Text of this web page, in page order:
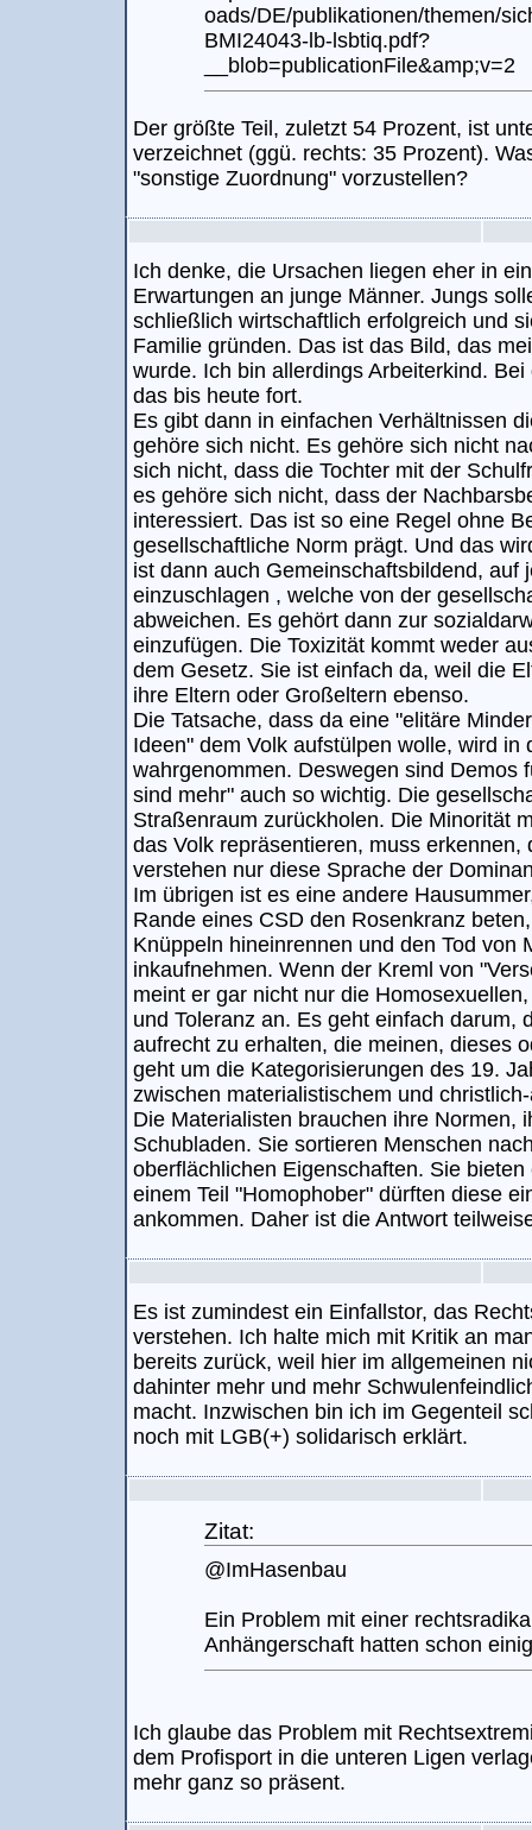
oads/DE/publikationen/themen/
BMI24043-lb-lsbtiq.pdf?
__blob=publicationFile&amp;v=2
Der größte Teil, zuletzt 54 Prozent, ist
verzeichnet (ggü. rechts: 35 Prozent).
"sonstige Zuordnung" vorzustellen?
Ich denke, die Ursachen liegen eher in
Erwartungen an junge Männer. Jungs
schließlich wirtschaftlich erfolgreich und
Familie gründen. Das ist das Bild, das
wurde. Ich bin allerdings Arbeiterkind.
das bis heute fort.
Es gibt dann in einfachen Verhältnissen
gehöre sich nicht. Es gehöre sich nicht
sich nicht, dass die Tochter mit der
es gehöre sich nicht, dass der
interessiert. Das ist so eine Regel ohne
gesellschaftliche Norm prägt. Und das
ist dann auch Gemeinschaftsbildend, auf
einzuschlagen , welche von der
abweichen. Es gehört dann zur
einzufügen. Die Toxizität kommt weder
dem Gesetz. Sie ist einfach da, weil die
ihre Eltern oder Großeltern ebenso.
Die Tatsache, dass da eine "elitäre
Ideen" dem Volk aufstülpen wolle, wird in
wahrgenommen. Deswegen sind Demos
sind mehr" auch so wichtig. Die
Straßenraum zurückholen. Die Minorität
das Volk repräsentieren, muss erkennen,
verstehen nur diese Sprache der
Im übrigen ist es eine andere
Rande eines CSD den Rosenkranz
Knüppeln hineinrennen und den Tod von
inkaufnehmen. Wenn der Kreml von
meint er gar nicht nur die
und Toleranz an. Es geht einfach darum,
aufrecht zu erhalten, die meinen, dieses
geht um die Kategorisierungen des 19.
zwischen materialistischem und
Die Materialisten brauchen ihre Normen,
Schubladen. Sie sortieren Menschen
oberflächlichen Eigenschaften. Sie
einem Teil "Homophober" dürften diese
ankommen. Daher ist die Antwort
Es ist zumindest ein Einfallstor, das
verstehen. Ich halte mich mit Kritik an
bereits zurück, weil hier im allgemeinen
dahinter mehr und mehr
macht. Inzwischen bin ich im Gegenteil
noch mit LGB(+) solidarisch erklärt.
Zitat:
@ImHasenbau
Ein Problem mit einer
Anhängerschaft hatten schon
Ich glaube das Problem mit
dem Profisport in die unteren Ligen
mehr ganz so präsent.